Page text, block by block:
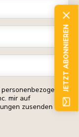
mir auf
zusenden
JETZT ABONNIEREN